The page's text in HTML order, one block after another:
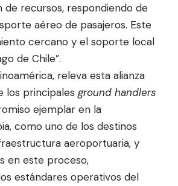
recursos, respondiendo de
aéreo de pasajeros. Este
cercano y el soporte local
de Chile”.
releva esta alianza
los principales ground handlers
ejemplar en la
como uno de los destinos
aeroportuaria, y
en este proceso,
estándares operativos del